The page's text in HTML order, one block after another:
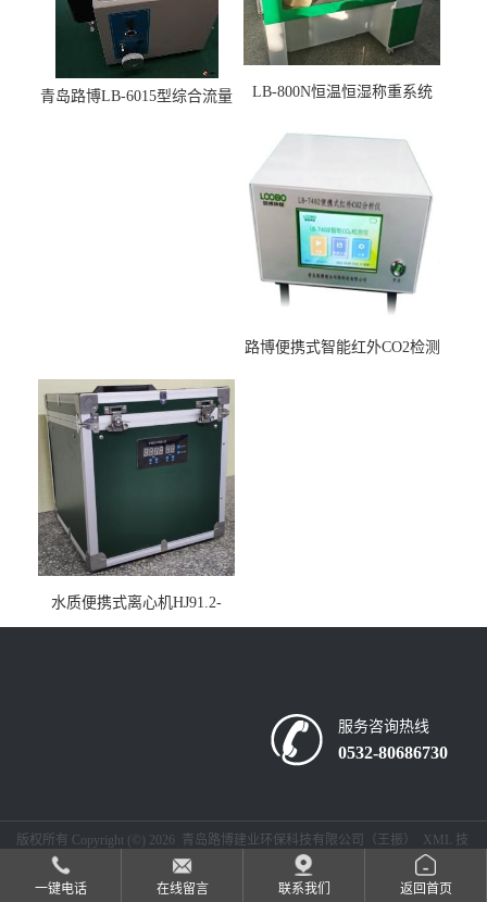
青岛路博LB-6015型综合流量
LB-800N恒温恒湿称重系统
路博便携式智能红外CO2检测
水质便携式离心机HJ91.2-
2022地表水总磷监测内置有
服务咨询热线
0532-80686730
版权所有 Copyright (©) 2026 青岛路博建业环保科技有限公司（王振） XML 技
术支持：
食品商务网
一键电话
在线留言 联系我们 返回首页